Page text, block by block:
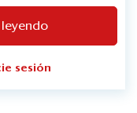
sesión